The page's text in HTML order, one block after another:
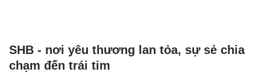
SHB - nơi yêu thương lan tỏa, sự sẻ chia
chạm đến trái tim